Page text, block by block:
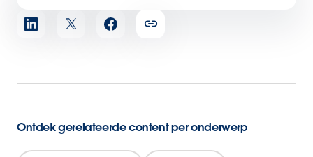
Artikel
delen
Ontdek gerelateerde content per onderwerp